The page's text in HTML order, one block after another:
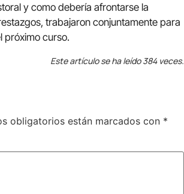
y como debería afrontarse la
trabajaron conjuntamente para
próximo curso.
Este artículo se ha leído 384 veces.
obligatorios están marcados con *